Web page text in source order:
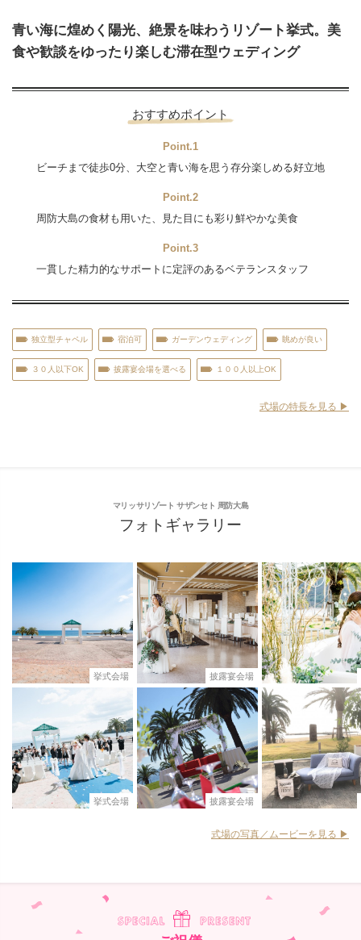
青い海に煌めく陽光、絶景を味わうリゾート挙式。美
食や歓談をゆったり楽しむ滞在型ウェディング
おすすめポイント
Point.1
ビーチまで徒歩0分、大空と青い海を思う存分楽しめる好立地
Point.2
周防大島の食材も用いた、見た目にも彩り鮮やかな美食
Point.3
一貫した精力的なサポートに定評のあるベテランスタッフ
独立型チャペル 宿泊可 ガーデンウェディング 眺めが良い
３０人以下OK 披露宴会場を選べる １００人以上OK
式場の特長を見る ▶︎
マリッサリゾート サザンセト 周防大島
フォトギャラリー
挙式会場
挙式会場
披露宴会場
披露宴会場
式場の写真／ムービーを見る ▶︎